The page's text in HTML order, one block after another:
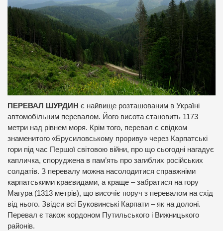
ПЕРЕВАЛ ШУРДИН є найвище розташованим в Україні
автомобільним перевалом. Його висота становить 1173
метри над рівнем моря. Крім того, перевал є свідком
знаменитого «Брусиловському прориву» через Карпатські
гори під час Першої світовою війни, про що сьогодні нагадує
капличка, споруджена в пам’ять про загиблих російських
солдатів. З перевалу можна насолодитися справжніми
карпатськими краєвидами, а краще – забратися на гору
Магура (1313 метрів), що височіє поруч з перевалом на схід
від нього. Звідси всі Буковинські Карпати – як на долоні.
Перевал є також кордоном Путильського і Вижницького
районів.